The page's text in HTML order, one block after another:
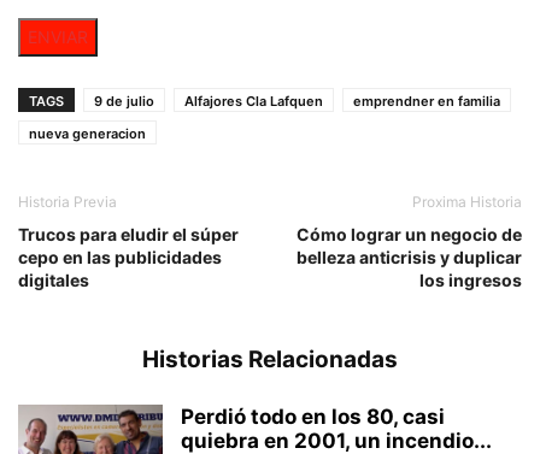
ENVIAR
TAGS 9 de julio Alfajores Cla Lafquen
emprendner en familia
nueva generacion
Historia Previa
Trucos para eludir el súper
cepo en las publicidades
digitales
Proxima Historia
Cómo lograr un negocio de
belleza anticrisis y duplicar
los ingresos
Historias Relacionadas
Perdió todo en los 80, casi
quiebra en 2001, un incendio...